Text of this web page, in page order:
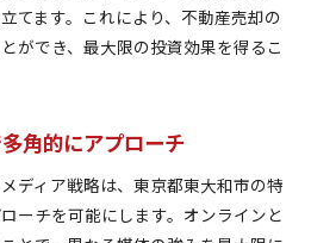
てます。これにより、不動産売却の
ができ、最大限の投資効果を得るこ
角的にアプローチ
ディア戦略は、東京都東大和市の特
ーチを可能にします。オンラインと